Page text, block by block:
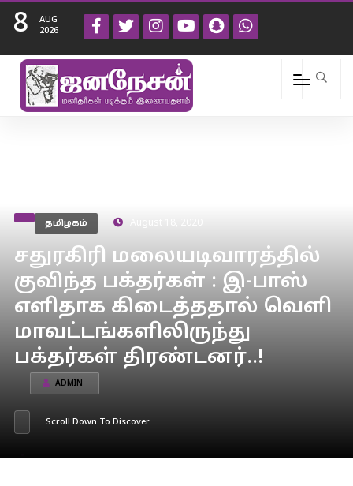
8
AUG
2026
தமிழகம்
சதுரகிரி மலையடிவாரத்தில்
குவிந்த பக்தர்கள் : இ-பாஸ்
எளிதாக கிடைத்ததால் வெளி
மாவட்டங்களிலிருந்து
பக்தர்கள் திரண்டனர்..!
ADMIN
Scroll Down To Discover